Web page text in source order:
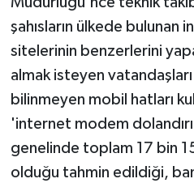
şahısların ülkede bulunan
sitelerinin benzerlerini
almak isteyen vatandaşları
bilinmeyen mobil hatları
'internet modem
genelinde toplam 17 bin
olduğu tahmin edildiği,